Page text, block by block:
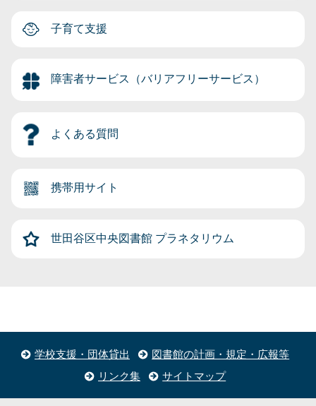
子育て支援
障害者サービス（バリアフリーサービス）
よくある質問
携帯用サイト
世田谷区中央図書館 プラネタリウム
学校支援・団体貸出
図書館の計画・規定・広報等
リンク集
サイトマップ